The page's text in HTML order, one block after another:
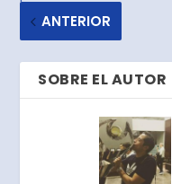
ANTERIOR
SOBRE EL AUTOR